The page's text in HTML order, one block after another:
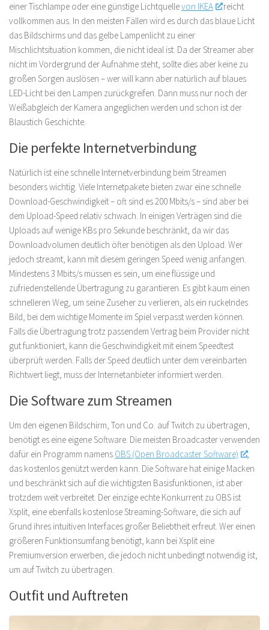
einer Tischlampe oder eine günstige Lichtquellevon IKEA
reicht
vollkommen aus. In den meisten Fällen wird es durch das blaue Licht
das Bildschirms und das gelbe Lampenlicht zu einer
Mischlichtsituation kommen, die nicht ideal ist. Da der Streamer aber
nicht im Vordergrund der Aufnahme steht, sollte dies aber keine zu
großen Sorgen auslösen – wer will kann aber natürlich auf blaues
LED-Licht bei den Lampen zurückgreifen. Dann muss nur noch der
Weißabgleich der Kamera angeglichen werden und schon ist der
Blaustich Geschichte.
Die perfekte Internetverbindung
Natürlich ist eine schnelle Internetverbindung beim Streamen
besonders wichtig. Viele Internetpakete bieten zwar eine schnelle
Download-Geschwindigkeit – oft sind es 200 Mbits/s – sind aber bei
dem Upload-Speed relativ schwach. In einigen Verträgen sind die
Uploads auf wenige KBs pro Sekunde beschränkt, da wir das
Downloadvolumen deutlich öfter benötigen als den Upload. Wer
jedoch streamt, kann mit diesem geringen Speed wenig anfangen.
Mindestens 3 Mbits/s müssen es sein, um eine flüssige und
zufriedenstellende Übertragung zu garantieren. Es gibt kaum einen
schnelleren Weg, um seine Zuseher zu verlieren, als ein ruckelndes
Bild, bei dem wichtige Momente im Spiel verpasst werden können.
Falls die Übertragung trotz passendem Vertrag beim Provider nicht
gut funktioniert, kann die Geschwindigkeit mit einem Speedtest
überprüft werden. Falls der Speed deutlich unter dem vereinbarten
Richtwert liegt, muss der Internetanbieter informiert werden.
Die Software zum Streamen
Um den eigenen Bildschirm, Ton und Co. auf Twitch zu übertragen,
benötigt es eine eigene Software. Die meisten Broadcaster verwenden
dafür ein Programm namens OBS (Open Broadcaster Software)
,
das kostenlos genützt werden kann. Die Software hat einige Macken
und beschränkt sich auf die wichtigsten Basisfunktionen, ist aber
trotzdem weit verbreitet. Der einzige echte Konkurrent zu OBS ist
Xsplit, eine ebenfalls kostenlose Streaming-Software, die sich auf
Grund ihres intuitiven Interfaces großer Beliebtheit erfreut. Wer einen
größeren Funktionsumfang benötigt, kann bei Xsplit eine
Premiumversion erwerben, die jedoch nicht unbedingt notwendig ist,
um auf Twitch zu übertragen.
Outfit und Auftreten